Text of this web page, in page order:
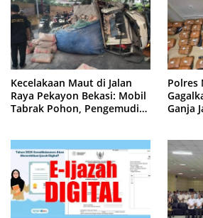
Kecelakaan Maut di Jalan
Raya Pekayon Bekasi: Mobil
Tabrak Pohon, Pengemudi
Polres
Ganja